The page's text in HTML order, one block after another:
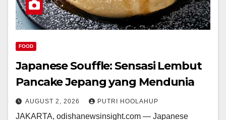
FOOD
Japanese Souffle: Sensasi Lembut
Pancake Jepang yang Mendunia
AUGUST 2, 2026 PUTRI HOOLAHUP
JAKARTA, odishanewsinsight.com — Japanese